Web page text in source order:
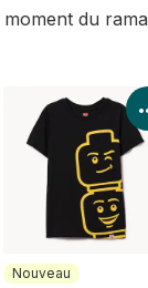
du
les détails du
Nouveau